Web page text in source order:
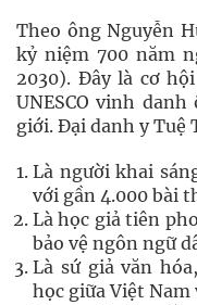
Theo ông Nguyễn
kỷ niệm 700 năm
2030). Đây là cơ
UNESCO vinh
giới. Đại danh y Tuệ
Là người khai
với gần 4.000 bài
Là học giả tiên
bảo vệ ngôn ngữ
Là sứ giả văn
học giữa Việt Nam